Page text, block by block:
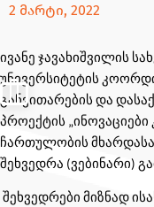
2 მარტი, 2022
ივანე ჯავახიშვილის
უნივერსიტეტის
განვითარების და
პროექტის
ჩართულობის
შეხვედრა (ვებინარი)
შეხვედრები მიზნად